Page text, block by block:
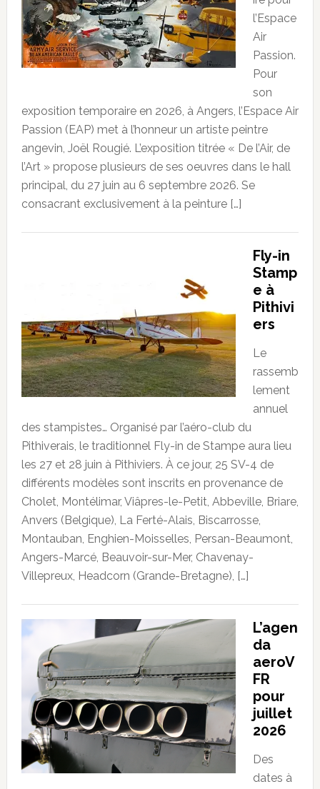
l’Espace
Air
Passion.
Pour
son
exposition temporaire en 2026, à Angers, l’Espace Air
Passion (EAP) met à l’honneur un artiste peintre
angevin, Joël Rougié. L’exposition titrée « De l’Air, de
l’Art » propose plusieurs de ses oeuvres dans le hall
principal, du 27 juin au 6 septembre 2026. Se
consacrant exclusivement à la peinture […]
Fly-in
Stamp
e à
Pithivi
ers
Le
rassemb
lement
annuel
des stampistes… Organisé par l’aéro-club du
Pithiverais, le traditionnel Fly-in de Stampe aura lieu
les 27 et 28 juin à Pithiviers. À ce jour, 25 SV-4 de
différents modèles sont inscrits en provenance de
Cholet, Montélimar, Viâpres-le-Petit, Abbeville, Briare,
Anvers (Belgique), La Ferté-Alais, Biscarrosse,
Montauban, Enghien-Moisselles, Persan-Beaumont,
Angers-Marcé, Beauvoir-sur-Mer, Chavenay-
Villepreux, Headcorn (Grande-Bretagne), […]
L’agen
da
aeroV
FR
pour
juillet
2026
Des
dates à